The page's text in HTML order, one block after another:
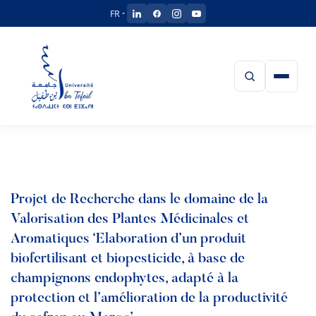
FR
Présentation de l’UIT
Equipe Présidentielle
Président
Vice Président Chargé de la Recherche Scientifique et la
Coopération
Réglement intérieur de l’UIT
Conseil d’Université
ETABLISSEMENTS
Faculté de Médecine, de Pharmacie et de Médecine Dentaire
Faculté des Langues des Lettres et des Arts
Faculté des Sciences Humaines et Sociales
CENTRES
Centre Universitaire d’Analyse, d’Expertise, de Transfert de
Technologie et d’Incubateur
FORMATION
Projet de Recherche dans le domaine de la
Valorisation des Plantes Médicinales et
Aromatiques ‘Elaboration d’un produit
biofertilisant et biopesticide, à base de
champignons endophytes, adapté à la
protection et l’amélioration de la productivité